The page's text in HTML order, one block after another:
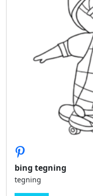
bing tegning
tegning